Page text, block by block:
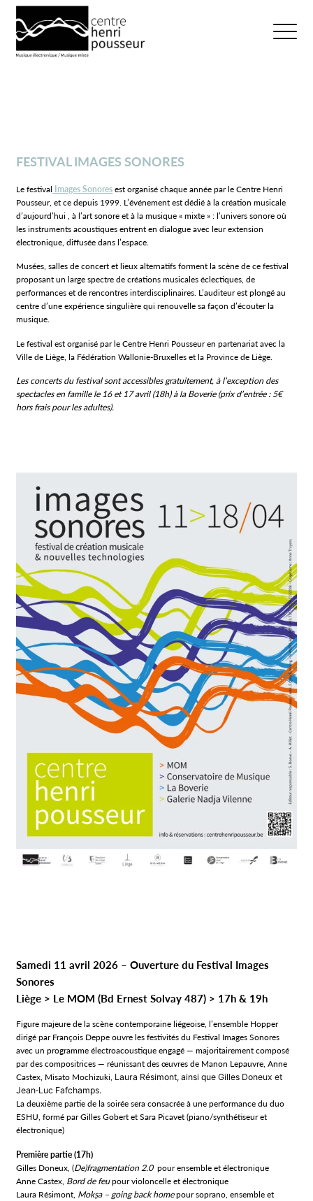
Ouvrir/
FESTIVAL IMAGES SONORES
Le festival Images Sonores est organisé chaque année par le Centre Henri
Pousseur, et ce depuis 1999. L’événement est dédié à la création musicale
d’aujourd’hui , à l’art sonore et à la musique « mixte » : l’univers sonore où
les instruments acoustiques entrent en dialogue avec leur extension
électronique, diffusée dans l’espace.
Musées, salles de concert et lieux alternatifs forment la scène de ce festival
proposant un large spectre de créations musicales éclectiques, de
performances et de rencontres interdisciplinaires. L’auditeur est plongé au
centre d’une expérience singulière qui renouvelle sa façon d’écouter la
musique.
Le festival est organisé par le Centre Henri Pousseur en partenariat avec la
Ville de Liège, la Fédération Wallonie-Bruxelles et la Province de Liège.
Les concerts du festival sont accessibles gratuitement, à l’exception des
spectacles en famille le 16 et 17 avril (18h) à la Boverie (prix d’entrée : 5€
hors frais pour les adultes).
Samedi 11 avril 2026 – Ouverture du Festival Images
Sonores
Liège > Le MOM (Bd Ernest Solvay 487) > 17h & 19h
Figure majeure de la scène contemporaine liégeoise, l’ensemble Hopper
dirigé par François Deppe ouvre les festivités du Festival Images Sonores
avec un programme électroacoustique engagé — majoritairement composé
par des compositrices — réunissant des œuvres de Manon Lepauvre, Anne
Castex, Misato Mochizuki, Laura Résimont, ainsi que Gilles Doneux et
Jean‑Luc Fafchamps.
La deuxième partie de la soirée sera consacrée à une performance du duo
ESHU, formé par Gilles Gobert et Sara Picavet (piano/synthétiseur et
électronique)
Première partie (17h)
Gilles Doneux, (De)fragmentation 2.0pour ensemble et électronique
Anne Castex, Bord de feupour violoncelle et électronique
Laura Résimont, Mokṣa – going back homepour soprano, ensemble et